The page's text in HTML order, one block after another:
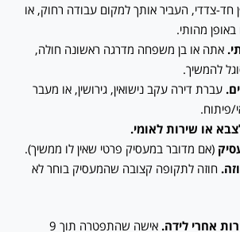
חד-צדדי, העביר אותך למקום עבודה רחוק, או
מהותי.
אתה או בן משפחה מדרגה ראשונה חולה,
להמשיך.
עברת דירה עקב נישואין, גירושין, או מעבר
פיתוח.
או שירות לאומי.
(אם מדובר במעסיק פרטי שאין לו ממשיך).
חוזה לתקופה קצובה שהמעסיק בוחר לא
אחרי לידה.
אישה שהתפטרה תוך 9